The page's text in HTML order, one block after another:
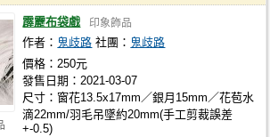
霹靂布袋戲 印象飾品
作者： 鬼歧路 社團： 鬼歧路
價格：250元
發售日期：2021-03-07
尺寸：窗花13.5x17mm／銀月15mm／花苞水
滴22mm/羽毛吊墜約20mm(手工剪裁誤差
+-0.5)